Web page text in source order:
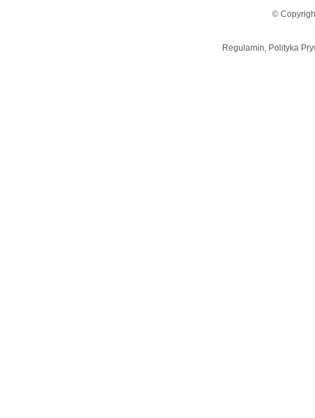
©
Regulamin, Polityka